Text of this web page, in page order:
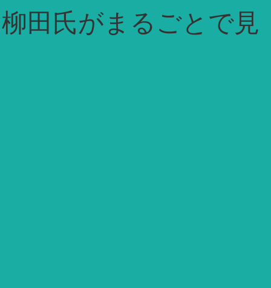
田氏がまるごとで見